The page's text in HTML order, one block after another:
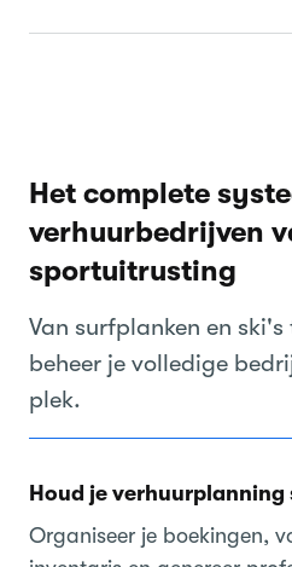
Het complete
verhuurbedrijven
sportuitrusting
Van surfplanken en
beheer je volledige
plek.
Houd je verhuurplanning
Organiseer je boekingen,